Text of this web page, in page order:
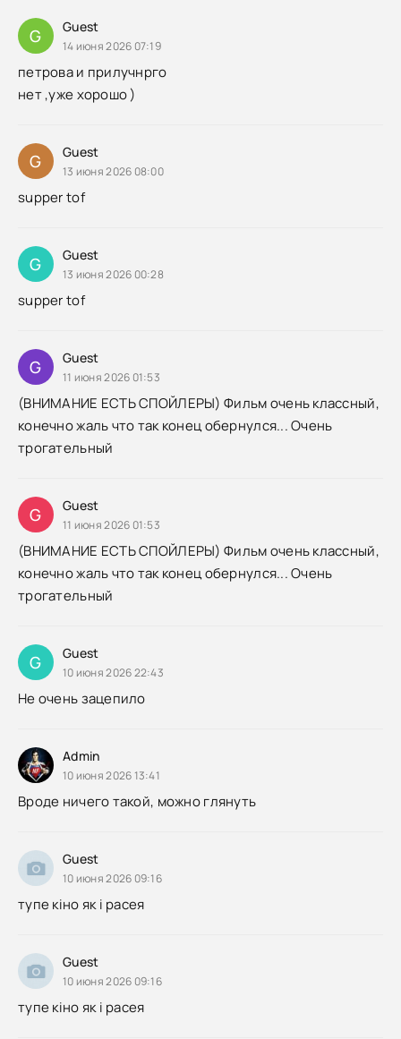
G Guest
14 июня 2026 07:19
петрова и прилучнрго
нет ,уже хорошо )
G Guest
13 июня 2026 08:00
supper tof
G Guest
13 июня 2026 00:28
supper tof
G Guest
11 июня 2026 01:53
(ВНИМАНИЕ ЕСТЬ СПОЙЛЕРЫ) Фильм очень классный,
конечно жаль что так конец обернулся... Очень
трогательный
G Guest
11 июня 2026 01:53
(ВНИМАНИЕ ЕСТЬ СПОЙЛЕРЫ) Фильм очень классный,
конечно жаль что так конец обернулся... Очень
трогательный
G Guest
10 июня 2026 22:43
Не очень зацепило
Admin
10 июня 2026 13:41
Вроде ничего такой, можно глянуть
Guest
10 июня 2026 09:16
тупе кіно як і расея
Guest
10 июня 2026 09:16
тупе кіно як і расея